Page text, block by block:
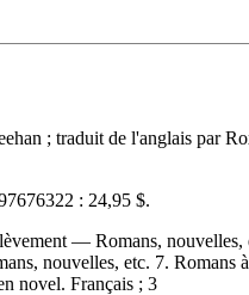
; traduit de l'anglais par
: 24,95 $.
— Romans,
nouvelles, etc. 7. Romans
novel. Français ; 3